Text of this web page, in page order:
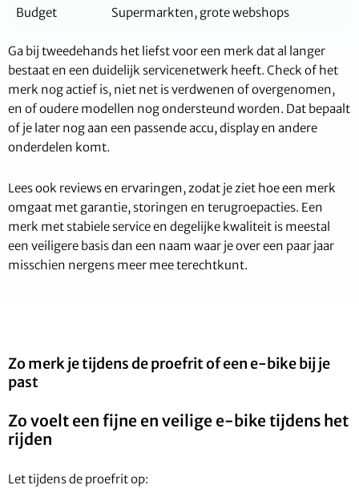
Budget Supermarkten, grote webshops
Ga bij tweedehands het liefst voor een merk dat al langer
bestaat en een duidelijk servicenetwerk heeft. Check of het
merk nog actief is, niet net is verdwenen of overgenomen,
en of oudere modellen nog ondersteund worden. Dat bepaalt
of je later nog aan een passende accu, display en andere
onderdelen komt.
Lees ook reviews en ervaringen, zodat je ziet hoe een merk
omgaat met garantie, storingen en terugroepacties. Een
merk met stabiele service en degelijke kwaliteit is meestal
een veiligere basis dan een naam waar je over een paar jaar
misschien nergens meer mee terechtkunt.
Zo merk je tijdens de proefrit of een e-bike bij je
past
Zo voelt een fijne en veilige e-bike tijdens het
rijden
Let tijdens de proefrit op: